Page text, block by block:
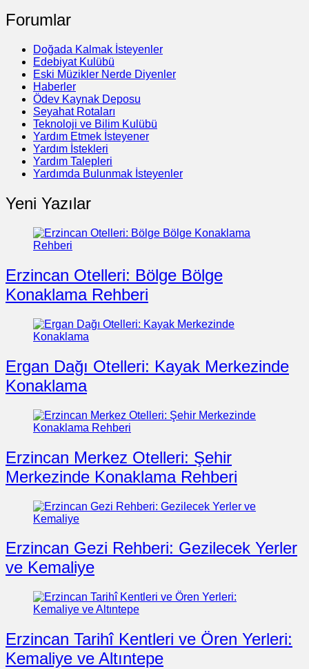
Forumlar
Doğada Kalmak İsteyenler
Edebiyat Kulübü
Eski Müzikler Nerde Diyenler
Haberler
Ödev Kaynak Deposu
Seyahat Rotaları
Teknoloji ve Bilim Kulübü
Yardım Etmek İsteyener
Yardım İstekleri
Yardım Talepleri
Yardımda Bulunmak İsteyenler
Yeni Yazılar
Erzincan Otelleri: Bölge Bölge
Konaklama Rehberi
Ergan Dağı Otelleri: Kayak Merkezinde
Konaklama
Erzincan Merkez Otelleri: Şehir
Merkezinde Konaklama Rehberi
Erzincan Gezi Rehberi: Gezilecek Yerler
ve Kemaliye
Erzincan Tarihî Kentleri ve Ören Yerleri:
Kemaliye ve Altıntepe